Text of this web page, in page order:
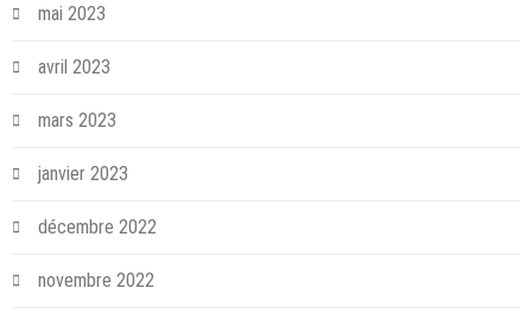
mai 2023
avril 2023
mars 2023
janvier 2023
décembre 2022
novembre 2022